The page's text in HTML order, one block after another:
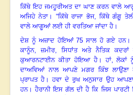
ਕਿੱਥੇ ਇਹ ਜਮਹੂਰੀਅਤ ਦਾ ਘਾਣ ਕਰਨ ਵਾਲੇ
ਅਜਿਹੇ ਨੇਤਾ । “ਕਿੱਥੇ ਰਾਜਾ ਭੋਜ, ਕਿੱਥੇ ਗੰਗੂ
ਵਾਲੇ ਆਗੂਆਂ ਲਈ ਹੀ ਵਰਤਿਆ ਜਾਂਦਾ ਹੈ ।
ਦੇਸ਼ ਨੂੰ ਅਜ਼ਾਦ ਹੋਇਆਂ75 ਸਾਲ ਹੋ ਗਏ ਹਨ।
ਕਾਨੂੰਨ, ਜ਼ਮੀਰ, ਸਿਧਾਂਤ ਅਤੇ ਨੈਤਿਕ
ਕੁਆਰਨਟਾਈਨ ਕੀਤਾ ਹੋਇਆ ਹੈ। ਹਾਂ,ਲੋਕਾਂ
ਦਾਅਵਿਆਂ ਨਾਲ ਆਪਣੇ ਮਗਰ ਕਿੰਝ ਲਾਉਣਾ
ਪ੍ਰਾਪਤ ਹੈ ।ਹਵਾ ਦੇ ਰੁਖ ਅਨੁਸਾਰ ਉਹ
ਹਨ।ਹੈਰਾਨੀ ਇਸ ਗੱਲ ਦੀ ਹੈ ਕਿ ਜਿਸ